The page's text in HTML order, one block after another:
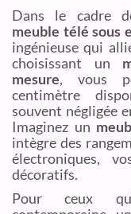
Dans le cadre
meuble télé sous
ingénieuse qui
choisissant un
mesure, vous
centimètre
souvent négligée
Imaginez un
intègre des
électroniques,
décoratifs.
Pour ceux